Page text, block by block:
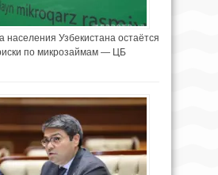
населения Узбекистана остаётся
по микрозаймам — ЦБ